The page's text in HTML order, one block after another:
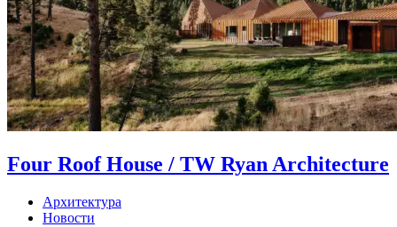
Four Roof House / TW Ryan Architecture
Архитектура
Новости